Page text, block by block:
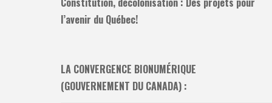
l’avenir du Québec!
LA CONVERGENCE BIONUMÉRIQUE
(GOUVERNEMENT DU CANADA) :